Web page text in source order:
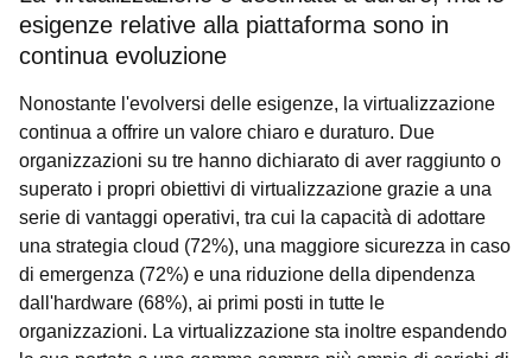
esigenze relative alla piattaforma sono in
continua evoluzione
Nonostante l'evolversi delle esigenze, la virtualizzazione
continua a offrire un valore chiaro e duraturo. Due
organizzazioni su tre hanno dichiarato di aver raggiunto o
superato i propri obiettivi di virtualizzazione grazie a una
serie di vantaggi operativi, tra cui la capacità di adottare
una strategia cloud (72%), una maggiore sicurezza in caso
di emergenza (72%) e una riduzione della dipendenza
dall'hardware (68%), ai primi posti in tutte le
organizzazioni. La virtualizzazione sta inoltre espandendo